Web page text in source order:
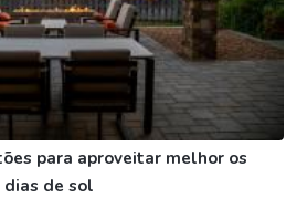
para aproveitar melhor os
de sol